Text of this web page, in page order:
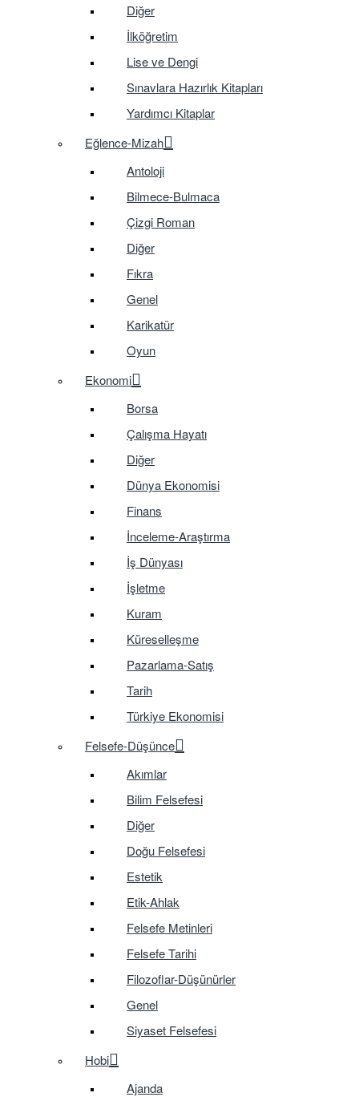
Diğer
İlköğretim
Lise ve Dengi
Sınavlara Hazırlık Kitapları
Yardımcı Kitaplar
Eğlence-Mizah
Antoloji
Bilmece-Bulmaca
Çizgi Roman
Diğer
Fıkra
Genel
Karikatür
Oyun
Ekonomi
Borsa
Çalışma Hayatı
Diğer
Dünya Ekonomisi
Finans
İnceleme-Araştırma
İş Dünyası
İşletme
Kuram
Küreselleşme
Pazarlama-Satış
Tarih
Türkiye Ekonomisi
Felsefe-Düşünce
Akımlar
Bilim Felsefesi
Diğer
Doğu Felsefesi
Estetik
Etik-Ahlak
Felsefe Metinleri
Felsefe Tarihi
Filozoflar-Düşünürler
Genel
Siyaset Felsefesi
Hobi
Ajanda